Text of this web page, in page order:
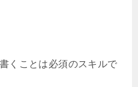
くことは必須のスキルで